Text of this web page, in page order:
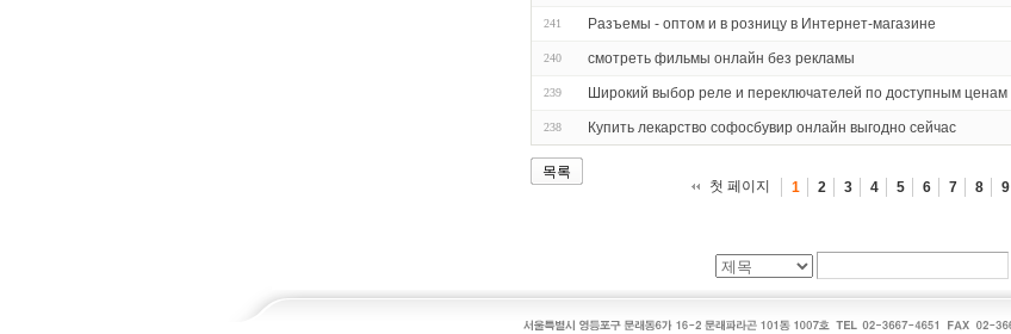
241 Разъемы - оптом и в розницу в Интернет-магазине
240 смотреть фильмы онлайн без рекламы
239 Широкий выбор реле и переключателей по доступным ценам
238 Купить лекарство софосбувир онлайн выгодно сейчас
목록
첫 페이지
1 2 3 4 5 6 7 8 9